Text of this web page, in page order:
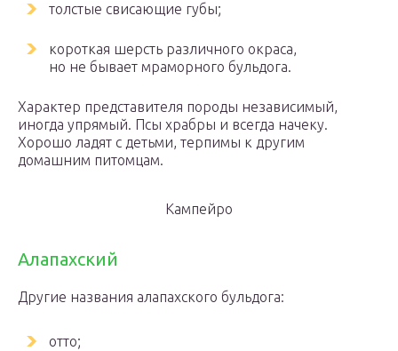
толстые свисающие губы;
короткая шерсть различного окраса,
но не бывает мраморного бульдога.
Характер представителя породы независимый,
иногда упрямый. Псы храбры и всегда начеку.
Хорошо ладят с детьми, терпимы к другим
домашним питомцам.
Кампейро
Алапахский
Другие названия алапахского бульдога:
отто;